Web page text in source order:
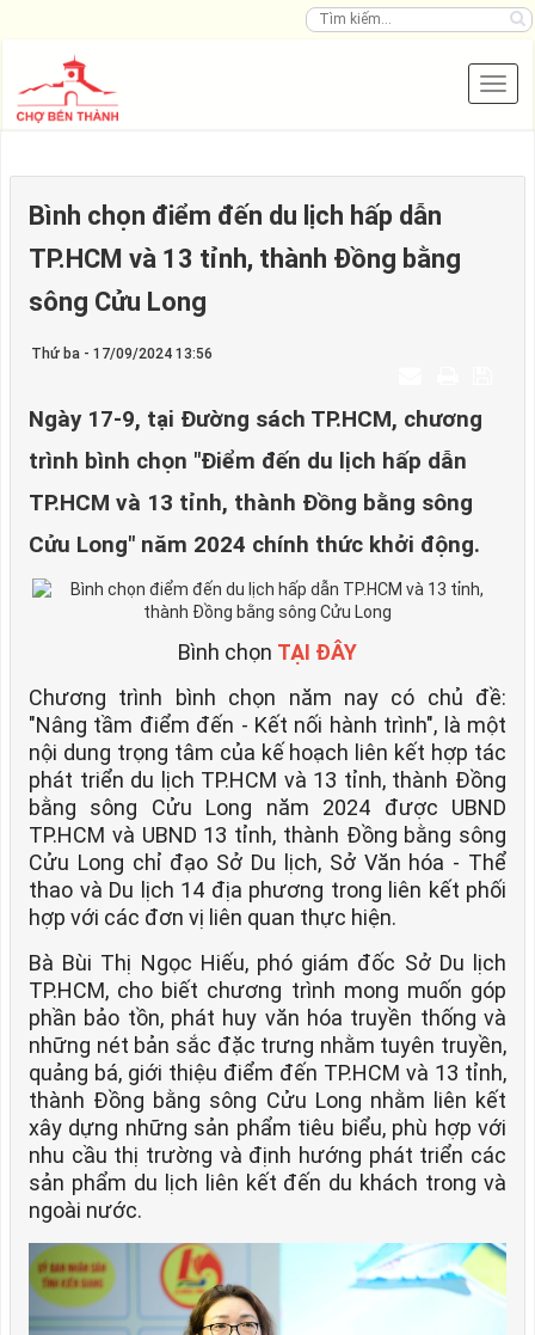
Bình chọn điểm đến du lịch hấp dẫn
TP.HCM và 13 tỉnh, thành Đồng bằng
sông Cửu Long
Thứ ba - 17/09/2024 13:56
Ngày 17-9, tại Đường sách TP.HCM, chương
trình bình chọn "Điểm đến du lịch hấp dẫn
TP.HCM và 13 tỉnh, thành Đồng bằng sông
Cửu Long" năm 2024 chính thức khởi động.
Bình chọn TẠI ĐÂY
Chương trình bình chọn năm nay có chủ đề:
"Nâng tầm điểm đến - Kết nối hành trình", là một
nội dung trọng tâm của kế hoạch liên kết hợp tác
phát triển du lịch TP.HCM và 13 tỉnh, thành Đồng
bằng sông Cửu Long năm 2024 được UBND
TP.HCM và UBND 13 tỉnh, thành Đồng bằng sông
Cửu Long chỉ đạo Sở Du lịch, Sở Văn hóa - Thể
thao và Du lịch 14 địa phương trong liên kết phối
hợp với các đơn vị liên quan thực hiện.
Bà Bùi Thị Ngọc Hiếu, phó giám đốc Sở Du lịch
TP.HCM, cho biết chương trình mong muốn góp
phần bảo tồn, phát huy văn hóa truyền thống và
những nét bản sắc đặc trưng nhằm tuyên truyền,
quảng bá, giới thiệu điểm đến TP.HCM và 13 tỉnh,
thành Đồng bằng sông Cửu Long nhằm liên kết
xây dựng những sản phẩm tiêu biểu, phù hợp với
nhu cầu thị trường và định hướng phát triển các
sản phẩm du lịch liên kết đến du khách trong và
ngoài nước.